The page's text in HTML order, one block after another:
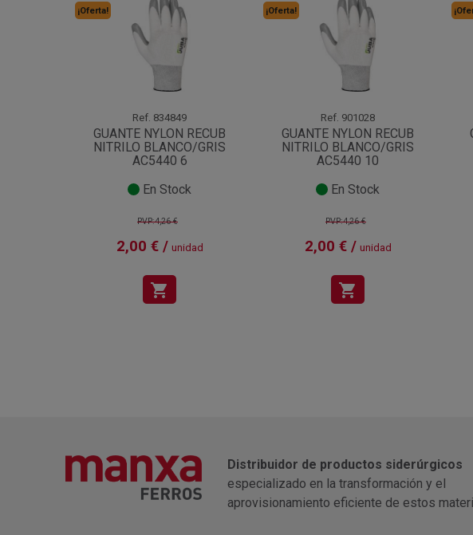
¡Oferta!
Ref. 834849
GUANTE NYLON RECUB
NITRILO BLANCO/GRIS
AC5440 6
En Stock
PVP:4,26 €
2,00 € / unidad
shopping_cart
¡Oferta!
Ref. 901028
GUANTE NYLON RECUB
NITRILO BLANCO/GRIS
AC5440 10
En Stock
PVP:4,26 €
2,00 € / unidad
shopping_cart
Distribuidor de productos siderúrgicos
especializado en la transformación y el
aprovisionamiento eficiente de estos